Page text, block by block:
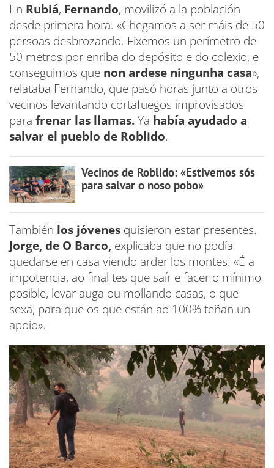
En Rubiá, Fernando, movilizó a la población
desde primera hora. «Chegamos a ser máis de 50
persoas desbrozando. Fixemos un perímetro de
50 metros por enriba do depósito e do colexio, e
conseguimos que non ardese ningunha casa»,
relataba Fernando, que pasó horas junto a otros
vecinos levantando cortafuegos improvisados
para frenar las llamas.Ya había ayudado a
salvar el pueblo de Roblido.
Vecinos de Roblido: «Estivemos sós
para salvar o noso pobo»
También los jóvenes quisieron estar presentes.
Jorge, de O Barco, explicaba que no podía
quedarse en casa viendo arder los montes: «É a
impotencia, ao final tes que saír e facer o mínimo
posible, levar auga ou mollando casas, o que
sexa, para que os que están ao 100% teñan un
apoio».